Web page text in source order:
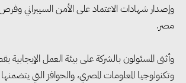
وإصدار شهادات الاعتماد على الأمن السيبراني
مصر.
وأثنى المسئولون بالشركة على بيئة العمل الإيجابية
وتكنولوجيا المعلومات المصري، والحوافز التي